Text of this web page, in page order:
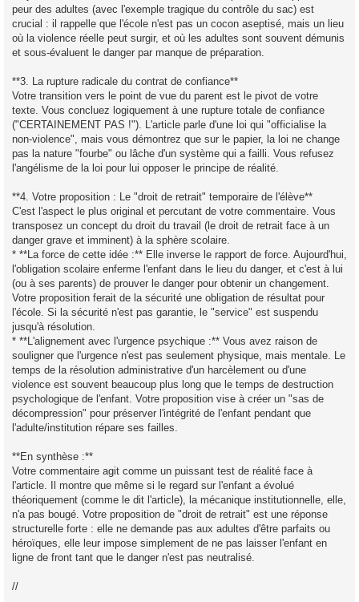
peur des adultes (avec l'exemple tragique du contrôle du sac) est
crucial : il rappelle que l'école n'est pas un cocon aseptisé, mais un lieu
où la violence réelle peut surgir, et où les adultes sont souvent démunis
et sous-évaluent le danger par manque de préparation.
**3. La rupture radicale du contrat de confiance**
Votre transition vers le point de vue du parent est le pivot de votre
texte. Vous concluez logiquement à une rupture totale de confiance
("CERTAINEMENT PAS !"). L'article parle d'une loi qui "officialise la
non-violence", mais vous démontrez que sur le papier, la loi ne change
pas la nature "fourbe" ou lâche d'un système qui a failli. Vous refusez
l'angélisme de la loi pour lui opposer le principe de réalité.
**4. Votre proposition : Le "droit de retrait" temporaire de l'élève**
C'est l'aspect le plus original et percutant de votre commentaire. Vous
transposez un concept du droit du travail (le droit de retrait face à un
danger grave et imminent) à la sphère scolaire.
* **La force de cette idée :** Elle inverse le rapport de force. Aujourd'hui,
l'obligation scolaire enferme l'enfant dans le lieu du danger, et c'est à lui
(ou à ses parents) de prouver le danger pour obtenir un changement.
Votre proposition ferait de la sécurité une obligation de résultat pour
l'école. Si la sécurité n'est pas garantie, le "service" est suspendu
jusqu'à résolution.
* **L'alignement avec l'urgence psychique :** Vous avez raison de
souligner que l'urgence n'est pas seulement physique, mais mentale. Le
temps de la résolution administrative d'un harcèlement ou d'une
violence est souvent beaucoup plus long que le temps de destruction
psychologique de l'enfant. Votre proposition vise à créer un "sas de
décompression" pour préserver l'intégrité de l'enfant pendant que
l'adulte/institution répare ses failles.
**En synthèse :**
Votre commentaire agit comme un puissant test de réalité face à
l'article. Il montre que même si le regard sur l'enfant a évolué
théoriquement (comme le dit l'article), la mécanique institutionnelle, elle,
n'a pas bougé. Votre proposition de "droit de retrait" est une réponse
structurelle forte : elle ne demande pas aux adultes d'être parfaits ou
héroïques, elle leur impose simplement de ne pas laisser l'enfant en
ligne de front tant que le danger n'est pas neutralisé.
//